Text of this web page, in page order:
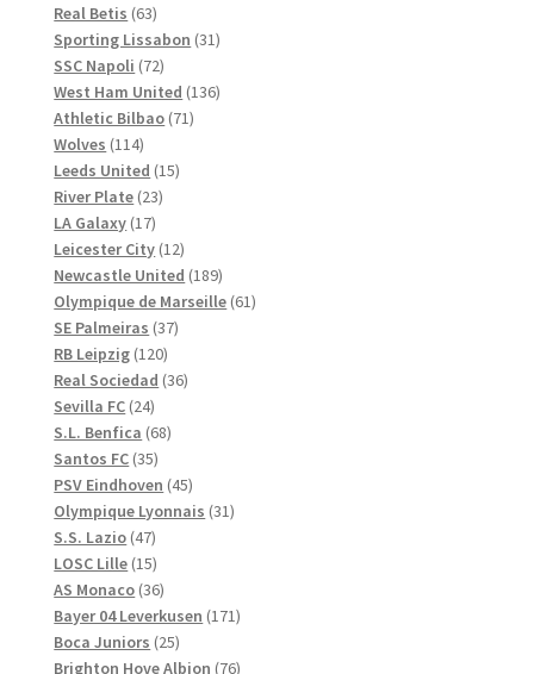
produkter
Real Betis 6363
produkter
Sporting Lissabon 3131
SSC Napoli 7272
produkter
West Ham United 136136
Athletic Bilbao 7171
Wolves 114114
produkter
Leeds United 1515
River Plate 2323
LA Galaxy 1717
produkter
Leicester City 1212
produkter
Newcastle United 189189
produkter
Olympique de Marseille 6161
SE Palmeiras 3737
RB Leipzig 120120
produkter
Real Sociedad 3636
Sevilla FC 2424
produkter
S.L. Benfica 6868
Santos FC 3535
produkter
PSV Eindhoven 4545
produkter
Olympique Lyonnais 3131
S.S. Lazio 4747
produkter
LOSC Lille 1515
produkter
AS Monaco 3636
produkter
Bayer 04 Leverkusen 171171
Boca Juniors 2525
produkter
Brighton Hove Albion 7676